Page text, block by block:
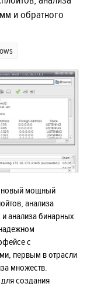
и обратного
новый мощный
анализа
анализа бинарных
с
первым в отрасли
множеств.
создания